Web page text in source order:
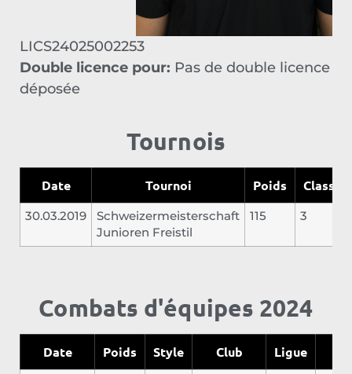
LICS24025002253
Double licence pour: Pas de double licence
déposée
Tournois
Date Tournoi Poids
30.03.2019
Schweizermeisterschaft
Junioren Freistil
115 3
Combats d'équipes 2024
Date Poids Style Club Ligue